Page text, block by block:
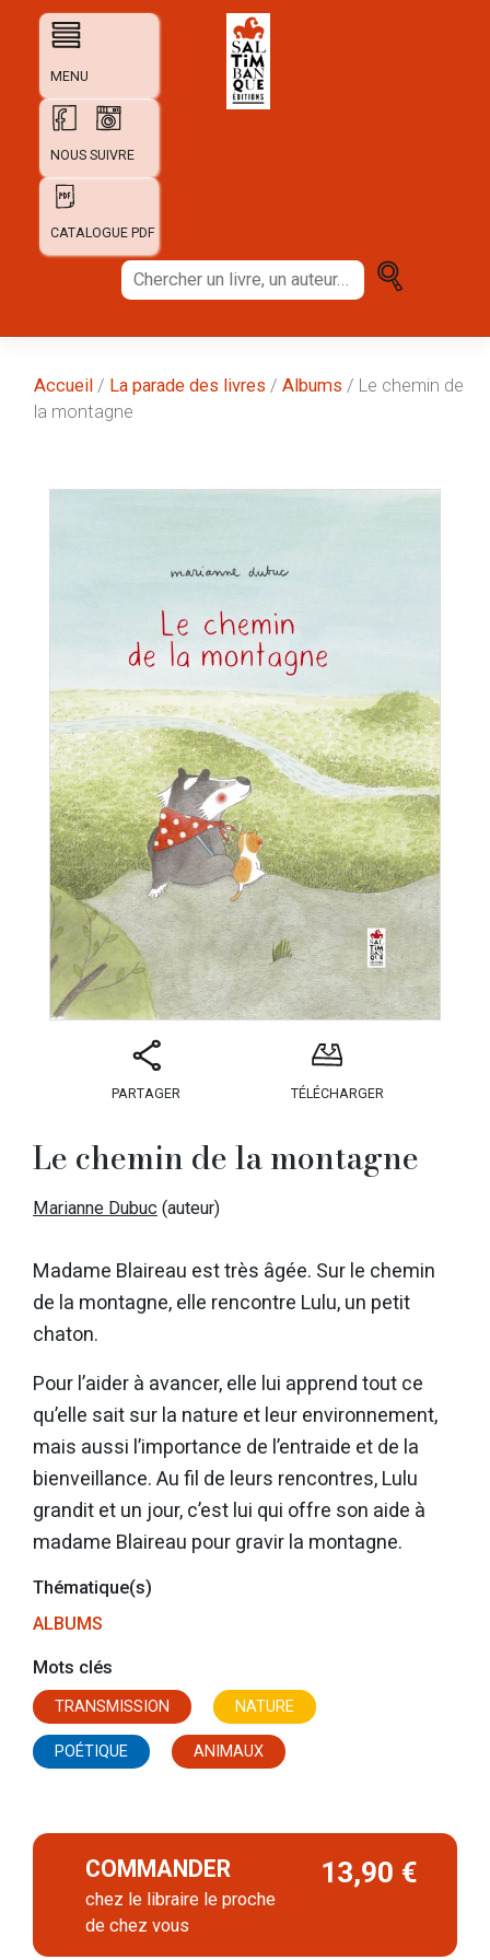
MENU
NOUS SUIVRE
CATALOGUE PDF
Chercher
un
auteur...
Accueil / La parade des livres /Albums / Le chemin de
la montagne
PARTAGER TÉLÉCHARGER
Le chemin de la montagne
Marianne Dubuc (auteur)
Madame Blaireau est très âgée. Sur le chemin
de la montagne, elle rencontre Lulu, un petit
chaton.
Pour l’aider à avancer, elle lui apprend tout ce
qu’elle sait sur la nature et leur environnement,
mais aussi l’importance de l’entraide et de la
bienveillance. Au fil de leurs rencontres, Lulu
grandit et un jour, c’est lui qui offre son aide à
madame Blaireau pour gravir la montagne.
Thématique(s)
ALBUMS
Mots clés
TRANSMISSION NATURE
POÉTIQUE ANIMAUX
COMMANDER
chez le libraire le proche
de chez vous
13,90 €